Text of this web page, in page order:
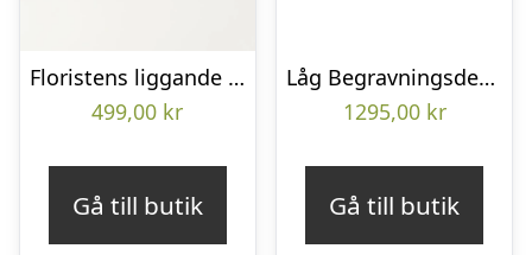
Floristens liggande bukett
499,00 kr
Gå till butik
Låg Begravningsdekoration
1295,00 kr
Gå till butik